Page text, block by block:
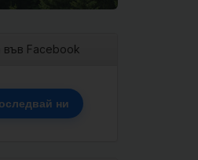
във Facebook
ни